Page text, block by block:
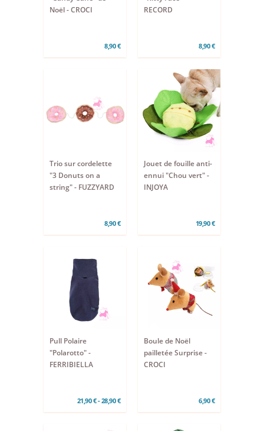
Noël - CROCI
8,90 €
RECORD
8,90 €
Trio sur cordelette
"3 Donuts on a
string" - FUZZYARD
8,90 €
Jouet de fouille anti-
ennui "Chou vert" -
INJOYA
19,90 €
Pull Polaire
"Polarotto" -
FERRIBIELLA
21,90 € - 28,90 €
Boule de Noël
pailletée Surprise -
CROCI
6,90 €